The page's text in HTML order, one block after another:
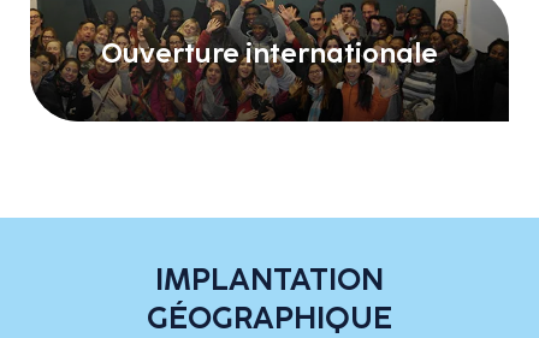
Ouverture internationale
IMPLANTATION
GÉOGRAPHIQUE